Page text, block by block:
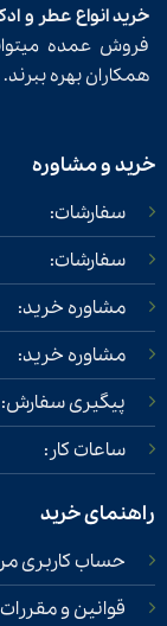
خرید انواع عطر و
فروش عمده
همکاران بهره ببرند.
خرید و مشاوره
سفارشات:
سفارشات:
مشاوره خرید:
مشاوره خرید:
پیگیری سفارش:
ساعات کار:
راهنمای خرید
حساب کاربری
قوانین و مقررات